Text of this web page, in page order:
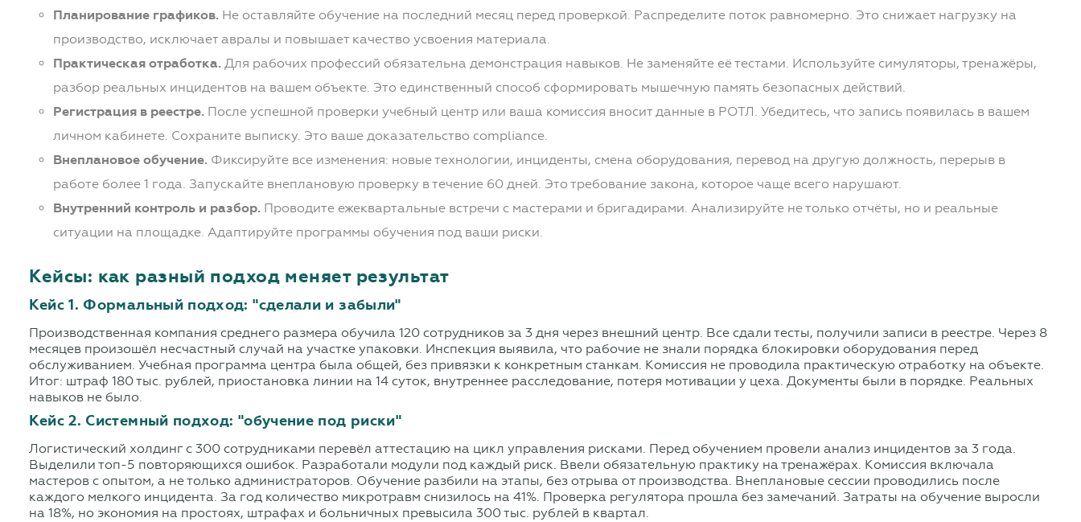
Планирование графиков. Не оставляйте обучение на последний месяц перед проверкой. Распределите поток равномерно. Это снижает нагрузку на
производство, исключает авралы и повышает качество усвоения материала.
Практическая отработка. Для рабочих профессий обязательна демонстрация навыков. Не заменяйте её тестами. Используйте симуляторы, тренажёры,
разбор реальных инцидентов на вашем объекте. Это единственный способ сформировать мышечную память безопасных действий.
Регистрация в реестре. После успешной проверки учебный центр или ваша комиссия вносит данные в РОТЛ. Убедитесь, что запись появилась в вашем
личном кабинете. Сохраните выписку. Это ваше доказательство compliance.
Внеплановое обучение. Фиксируйте все изменения: новые технологии, инциденты, смена оборудования, перевод на другую должность, перерыв в
работе более 1 года. Запускайте внеплановую проверку в течение 60 дней. Это требование закона, которое чаще всего нарушают.
Внутренний контроль и разбор. Проводите ежеквартальные встречи с мастерами и бригадирами. Анализируйте не только отчёты, но и реальные
ситуации на площадке. Адаптируйте программы обучения под ваши риски.
Кейсы: как разный подход меняет результат
Кейс 1. Формальный подход: "сделали и забыли"
Производственная компания среднего размера обучила 120 сотрудников за 3 дня через внешний центр. Все сдали тесты, получили записи в реестре. Через 8
месяцев произошёл несчастный случай на участке упаковки. Инспекция выявила, что рабочие не знали порядка блокировки оборудования перед
обслуживанием. Учебная программа центра была общей, без привязки к конкретным станкам. Комиссия не проводила практическую отработку на объекте.
Итог: штраф 180 тыс. рублей, приостановка линии на 14 суток, внутреннее расследование, потеря мотивации у цеха. Документы были в порядке. Реальных
навыков не было.
Кейс 2. Системный подход: "обучение под риски"
Логистический холдинг с 300 сотрудниками перевёл аттестацию на цикл управления рисками. Перед обучением провели анализ инцидентов за 3 года.
Выделили топ-5 повторяющихся ошибок. Разработали модули под каждый риск. Ввели обязательную практику на тренажёрах. Комиссия включала
мастеров с опытом, а не только администраторов. Обучение разбили на этапы, без отрыва от производства. Внеплановые сессии проводились после
каждого мелкого инцидента. За год количество микротравм снизилось на 41%. Проверка регулятора прошла без замечаний. Затраты на обучение выросли
на 18%, но экономия на простоях, штрафах и больничных превысила 300 тыс. рублей в квартал.